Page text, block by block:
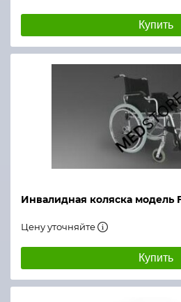
Купить
Инвалидная коляска модель
Цену уточняйте
Купить